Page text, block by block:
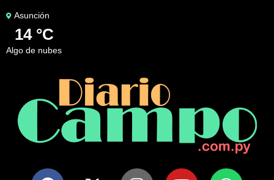
Asunción
14 °C
algo de nubes